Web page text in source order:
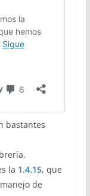
bastantes
la 1.4.15, que
de